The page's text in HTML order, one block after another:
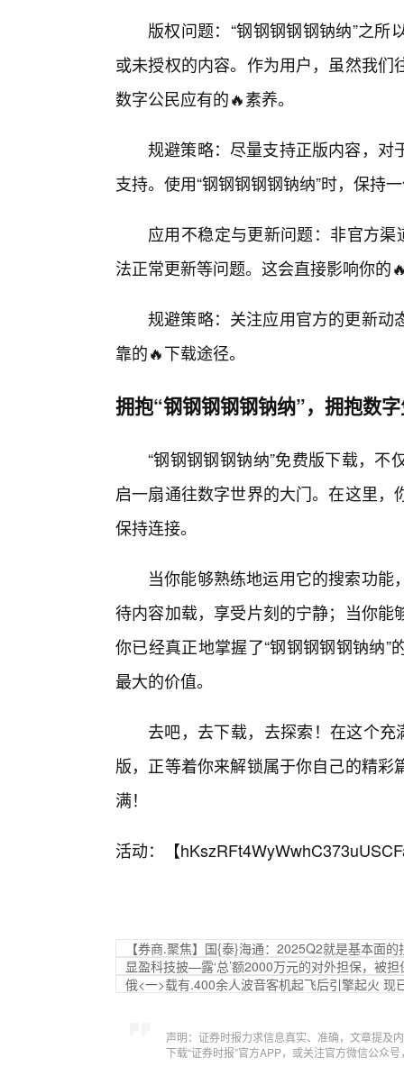
版权问题：“钢钢钢钢钢钠纳”之
或未授权的内容。作为用户，虽然我
数字公民应有的🔥素养。
规避策略：尽量支持正版内容，对
支持。使用“钢钢钢钢钢钠纳”时，保持
应用不稳定与更新问题：非官方
法正常更新等问题。这会直接影响你的
规避策略：关注应用官方的更新动
靠的🔥下载途径。
拥抱“钢钢钢钢钢钠纳”，拥抱数
“钢钢钢钢钢钠纳”免费版下载，
启一扇通往数字世界的大门。在这里
保持连接。
当你能够熟练地运用它的搜索功
待内容加载，享受片刻的宁静；当你
你已经真正地掌握了“钢钢钢钢钢钠纳
最大的价值。
去吧，去下载，去探索！在这个充
版，正等着你来解锁属于你自己的精
满！
活动：【
【券商.聚焦】国{泰}海通：2025Q2就是基本面
显盈科技披—露‘总’额2000万元的对外担保，被
俄<一>载有.400余人波音客机起飞后引擎起火 现
声明：证券时报力求信息真实、准确，文章提及
下载“证券时报”官方APP，或关注官方微信公众